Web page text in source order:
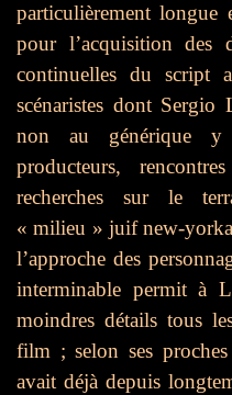
particulièrement
pour l’acquisition des
continuelles du script
scénaristes dont Sergio
non au générique y
producteurs,
recherches sur le
« milieu » juif new-
l’approche des
interminable permit à
moindres détails tous
film ; selon ses proches
avait déjà depuis